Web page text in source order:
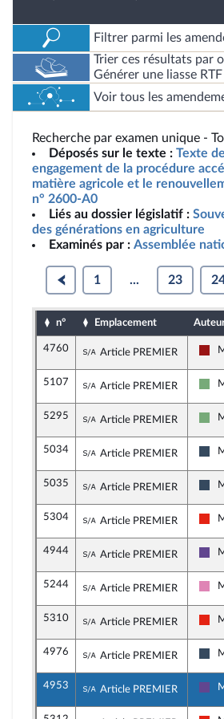
Filtrer parmi les
Trier ces résultats par
Générer une liasse RTF
Voir tous les
Recherche par examen unique -
Déposés sur le texte : Texte
engagement de la procédure
matière agricole et le
n° 2600-A0
Liés au dossier législatif :
des générations en agriculture
Examinés par : Assemblée
1 ... 23
n° Emplacement
4760 Sous-amendement
Article PREMIER
5107 Sous-amendement
Article PREMIER
5295 Sous-amendement
Article PREMIER
5034 Sous-amendement
Article PREMIER
5035 Sous-amendement
Article PREMIER
5304 Sous-amendement
Article PREMIER La
4944 Sous-amendement
Article PREMIER
5244 Sous-amendement
Article PREMIER
5310 Sous-amendement
Article PREMIER La
4976 Sous-amendement
Article PREMIER
4953 Sous-amendement
Article PREMIER